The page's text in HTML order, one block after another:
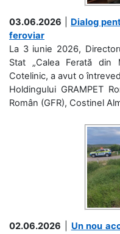
03.06.2026
Dialog
feroviar
La 3 iunie 2026,
Stat „Calea Ferată din
Cotelinic, a avut o
Holdingului GRAMPET
Român (GFR), Costinel
02.06.2026
Un nou